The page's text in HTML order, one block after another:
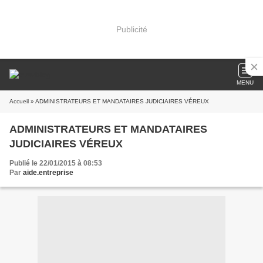
Publicité
MENU
Accueil » ADMINISTRATEURS ET MANDATAIRES JUDICIAIRES VÉREUX
ADMINISTRATEURS ET MANDATAIRES
JUDICIAIRES VÉREUX
Publié le 22/01/2015 à 08:53
Par aide.entreprise